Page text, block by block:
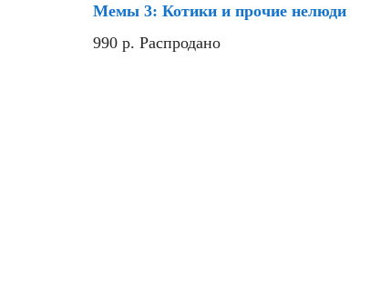
Мемы 3: Котики и прочие нелюди
990 р. Распродано